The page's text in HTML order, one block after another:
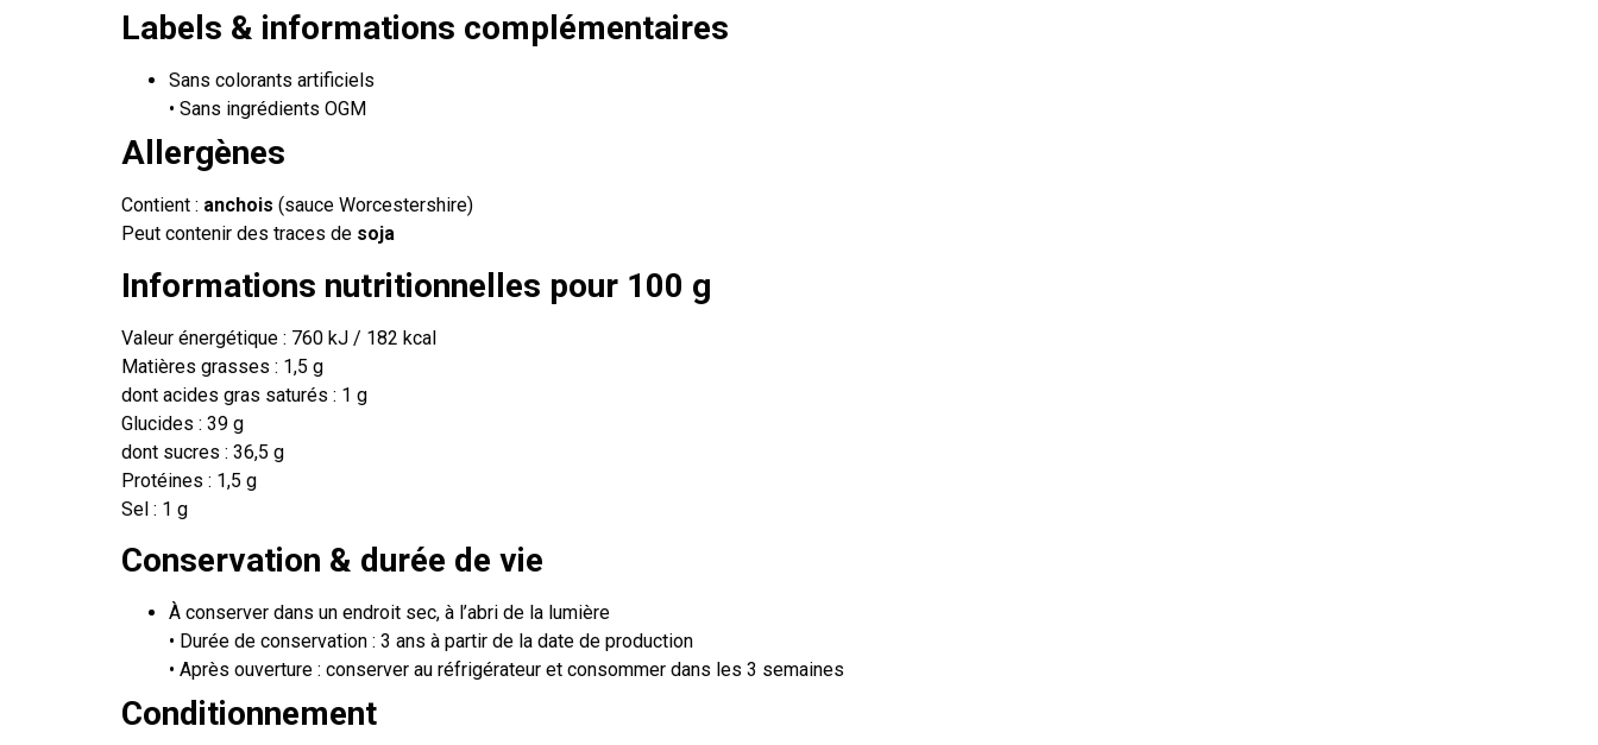
Labels & informations complémentaires
Sans colorants artificiels
• Sans ingrédients OGM
Allergènes
Contient : anchois (sauce Worcestershire)
Peut contenir des traces de soja
Informations nutritionnelles pour 100 g
Valeur énergétique : 760 kJ / 182 kcal
Matières grasses : 1,5 g
dont acides gras saturés : 1 g
Glucides : 39 g
dont sucres : 36,5 g
Protéines : 1,5 g
Sel : 1 g
Conservation & durée de vie
À conserver dans un endroit sec, à l’abri de la lumière
• Durée de conservation : 3 ans à partir de la date de production
• Après ouverture : conserver au réfrigérateur et consommer dans les 3 semaines
Conditionnement